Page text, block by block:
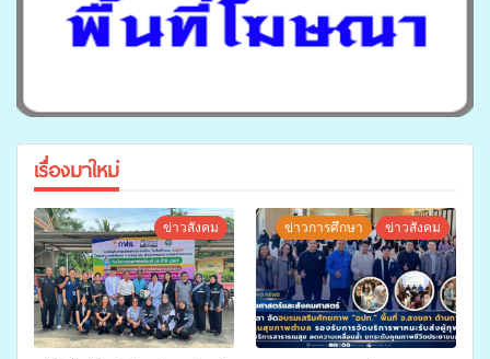
เรื่องมาใหม่
ข่าวสังคม ข่าวการศึกษา ข่าวสังคม